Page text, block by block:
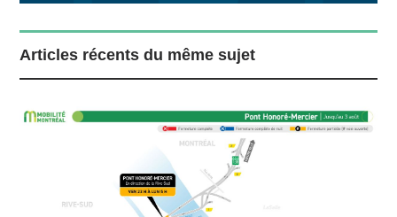
Articles récents du même sujet